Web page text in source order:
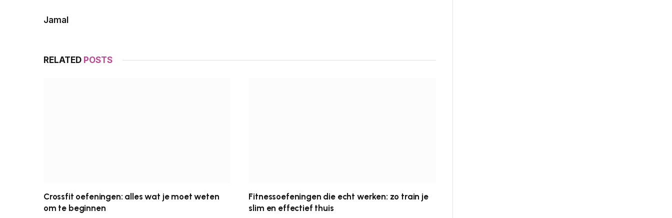
Jamal
RELATED POSTS
Crossfit oefeningen: alles wat je moet weten
om te beginnen
Fitnessoefeningen die echt werken: zo train je
slim en effectief thuis